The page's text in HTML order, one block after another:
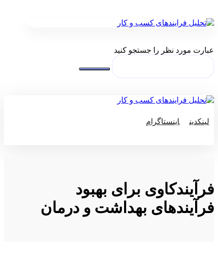
عبارت مورد نظر را جستجو کنید
لینکدین
اینستاگرام
فرآیندکاوی برای بهبود
فرآیند‌های بهداشت و درمان